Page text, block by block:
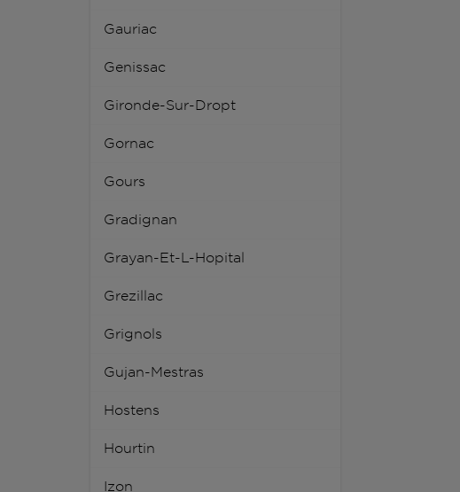
Gauriac
Genissac
Gironde-Sur-Dropt
Gornac
Gours
Gradignan
Grayan-Et-L-Hopital
Grezillac
Grignols
Gujan-Mestras
Hostens
Hourtin
Izon